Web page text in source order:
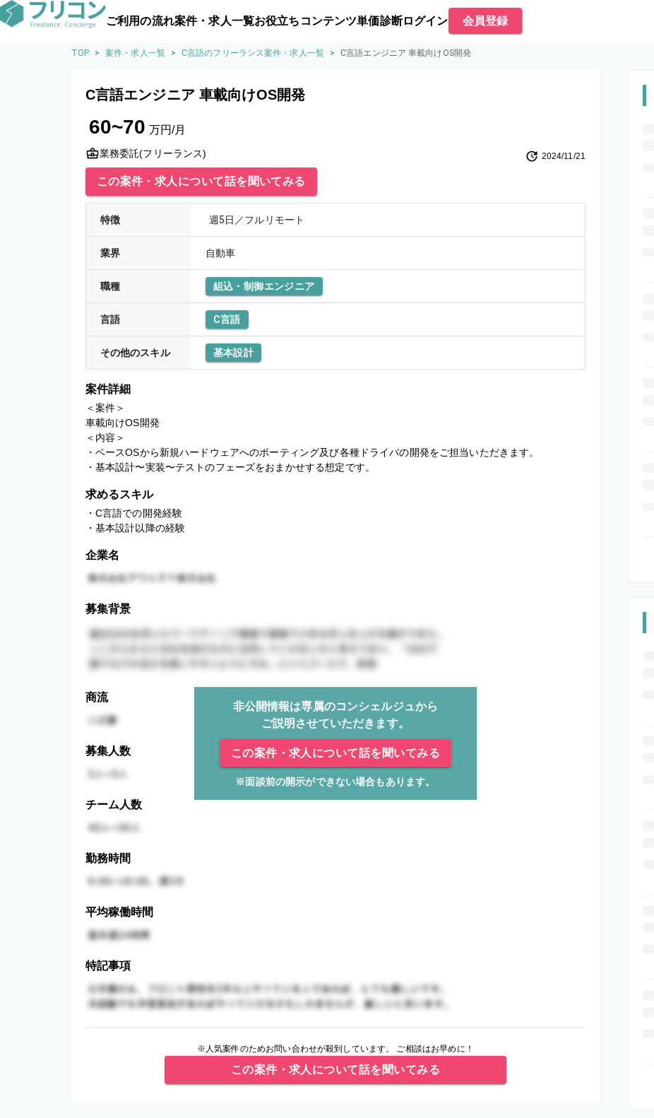
ご利用の流れ案件・求人一覧お役立ちコンテンツ単価診断ログイン 会員登録
TOP > 案件・求人一覧 > C言語のフリーランス案件・求人一覧 > C言語エンジニア 車載向けOS開発
C言語エンジニア 車載向けOS開発
60~70 万円/月
業務委託(フリーランス) 2024/11/21
この案件・求人について話を聞いてみる
特徴 週5日／フルリモート
業界 自動車
職種 組込・制御エンジニア
言語 C言語
その他のスキル 基本設計
案件詳細
＜案件＞
車載向けOS開発
＜内容＞
・ベースOSから新規ハードウェアへのポーティング及び各種ドライバの開発をご担当いただきます。
・基本設計〜実装〜テストのフェーズをおまかせする想定です。
求めるスキル
・C言語での開発経験
・基本設計以降の経験
企業名
募集背景
商流
非公開情報は専属のコンシェルジュから
ご説明させていただきます。
この案件・求人について話を聞いてみる
※面談前の開示ができない場合もあります。
募集人数
チーム人数
勤務時間
平均稼働時間
特記事項
※人気案件のためお問い合わせが殺到しています。 ご相談はお早めに！
この案件・求人について話を聞いてみる